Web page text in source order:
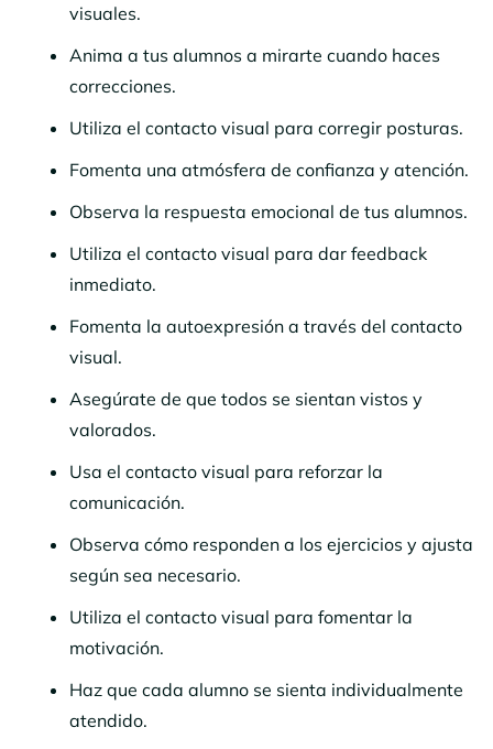
visuales.
Anima a tus alumnos a mirarte cuando haces
correcciones.
Utiliza el contacto visual para corregir posturas.
Fomenta una atmósfera de confianza y atención.
Observa la respuesta emocional de tus alumnos.
Utiliza el contacto visual para dar feedback
inmediato.
Fomenta la autoexpresión a través del contacto
visual.
Asegúrate de que todos se sientan vistos y
valorados.
Usa el contacto visual para reforzar la
comunicación.
Observa cómo responden a los ejercicios y ajusta
según sea necesario.
Utiliza el contacto visual para fomentar la
motivación.
Haz que cada alumno se sienta individualmente
atendido.